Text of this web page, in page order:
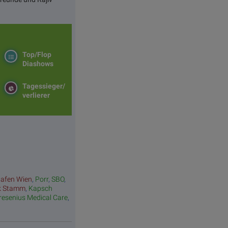
Top/Flop
Diashows
Tagessieger/
verlierer
Wien, Porr,SBO,
Stamm, Kapsch
Medical Care,